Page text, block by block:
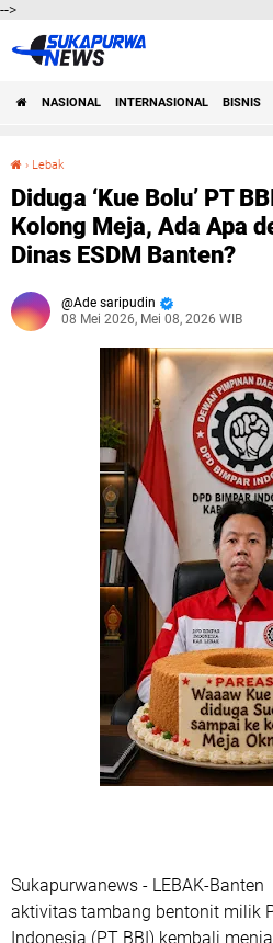
-->
NASIONAL INTERNASIONAL BISNIS
› Lebak
Diduga ‘Kue Bolu’ PT
Kolong Meja, Ada Apa
Dinas ESDM Banten?
Ade saripudin
08 Mei 2026, Mei 08, 2026 WIB
Sukapurwanews - LEBAK-
aktivitas tambang bentonit milik
Indonesia (PT BBI)⁠ kembali